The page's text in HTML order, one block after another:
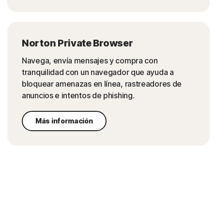
Norton Private Browser
Navega, envía mensajes y compra con
tranquilidad con un navegador que ayuda a
bloquear amenazas en línea, rastreadores de
anuncios e intentos de phishing.
Más información